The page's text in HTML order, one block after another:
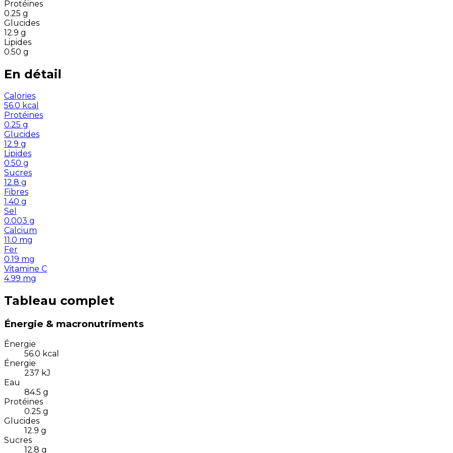
Protéines
0.25 g
Glucides
12.9 g
Lipides
0.50 g
En détail
Calories
56.0 kcal
Protéines
0.25 g
Glucides
12.9 g
Lipides
0.50 g
Sucres
12.8 g
Fibres
1.40 g
Sel
0.003 g
Calcium
11.0 mg
Fer
0.19 mg
Vitamine C
4.99 mg
Tableau complet
Énergie & macronutriments
Énergie
56.0 kcal
Énergie
237 kJ
Eau
84.5 g
Protéines
0.25 g
Glucides
12.9 g
Sucres
12.8 g